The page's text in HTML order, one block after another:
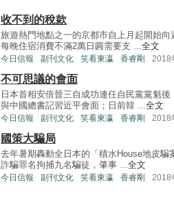
收不到的稅款
旅遊熱門地點之一的京都市自上月起開始
每晚住宿消費不滿2萬日圓需要支 ... 全文
今日信報 副刊文化 笑看東瀛 香睿剛 2018
不可思議的會面
日本首相安倍晉三自成功連任自民黨黨魁
與中國總書記習近平會面；日前韓 ... 全文
今日信報 副刊文化 笑看東瀛 香睿剛 2018
國策大騙局
去年暑期轟動全日本的「積水House地皮
詐騙罪名拘捕九名騙徒，肇事 ... 全文
今日信報 副刊文化 笑看東瀛 香睿剛 2018